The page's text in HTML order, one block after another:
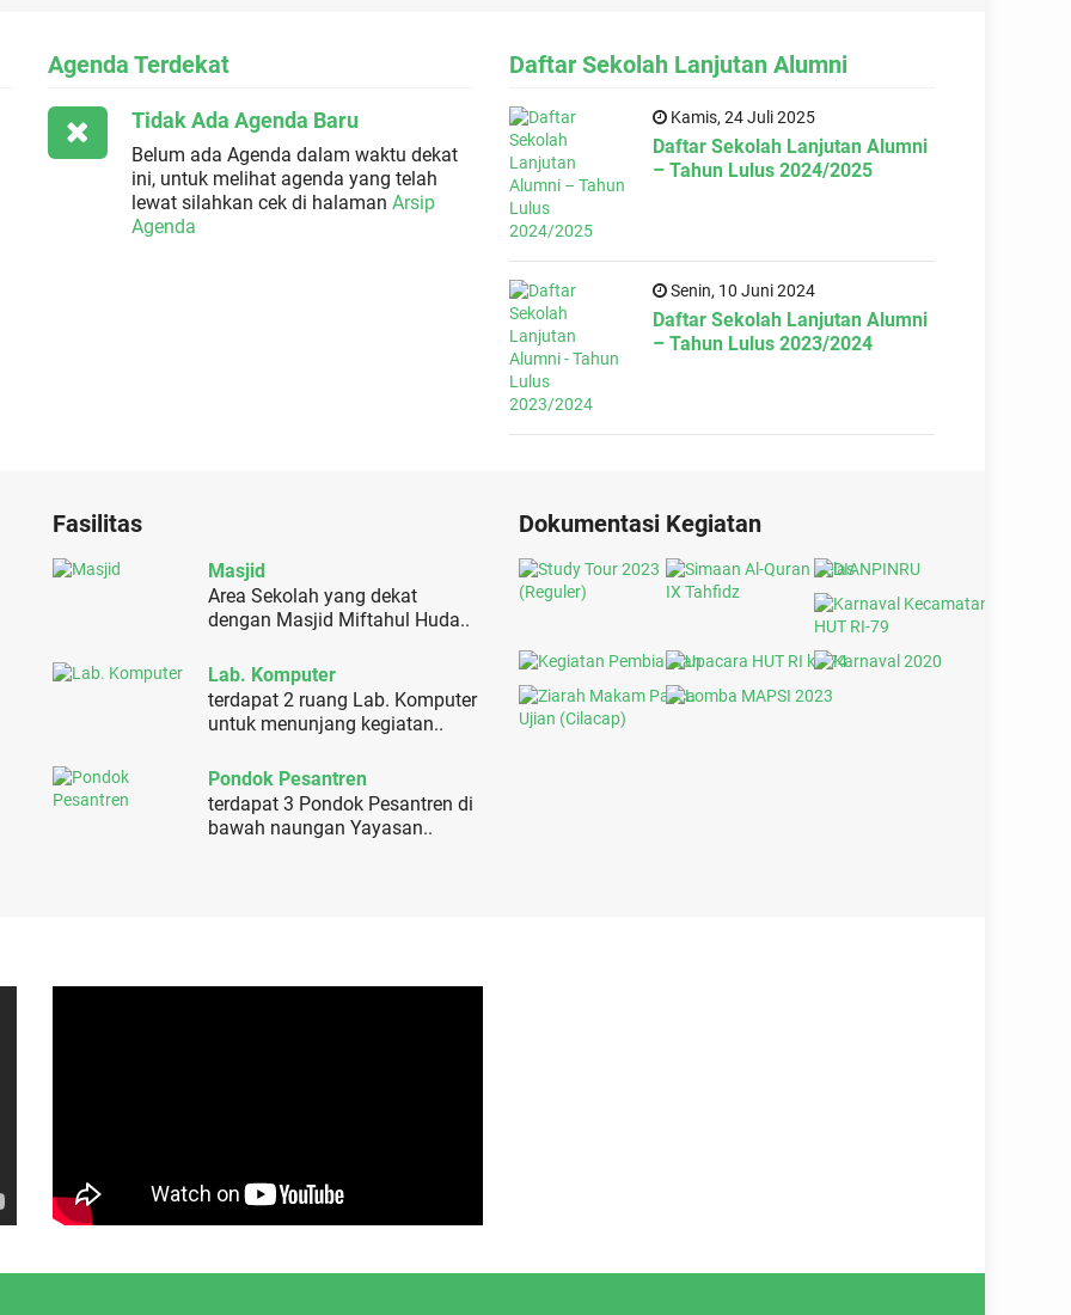
Agenda Terdekat
Tidak Ada Agenda Baru
Belum ada Agenda dalam waktu dekat
ini, untuk melihat agenda yang telah
lewat silahkan cek di halamanArsip
Agenda
Daftar Sekolah Lanjutan Alumni
Kamis, 24 Juli 2025
Daftar Sekolah Lanjutan Alumni
– Tahun Lulus 2024/2025
Senin, 10 Juni 2024
Daftar Sekolah Lanjutan Alumni
– Tahun Lulus 2023/2024
Fasilitas
Masjid
Area Sekolah yang dekat
dengan Masjid Miftahul Huda..
Lab. Komputer
terdapat 2 ruang Lab. Komputer
untuk menunjang kegiatan..
Pondok Pesantren
terdapat 3 Pondok Pesantren di
bawah naungan Yayasan..
Dokumentasi Kegiatan